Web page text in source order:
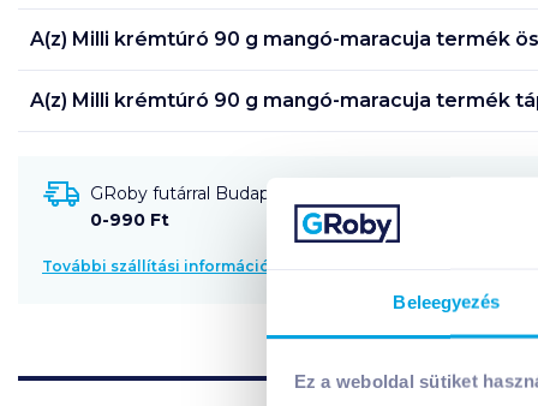
Beleegyezés
Ez a weboldal sütiket
A(z) Milli krémtúró 90 g mangó-maracuja termék
A(z) Milli krémtúró 90 g mangó-maracuja termék
GRoby futárral Budapestre és környékére szállítható
0-990 Ft
További szállítási információk